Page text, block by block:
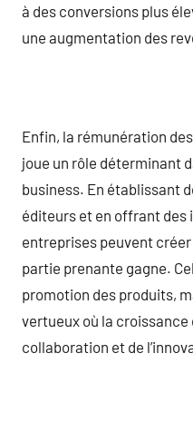
à des conversions plus
une augmentation des
Enfin, la rémunération
joue un rôle déterminant
business. En établissant
éditeurs et en offrant
entreprises peuvent
partie prenante gagne.
promotion des produits,
vertueux où la croissance
collaboration et de